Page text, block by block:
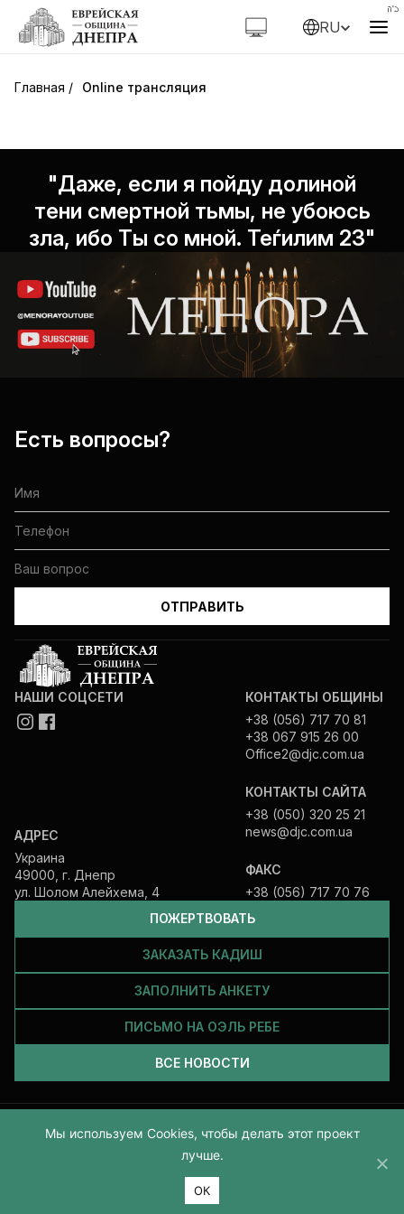
RU
Online трансляция
"Даже, если я пойду долиной
тени смертной тьмы, не убоюсь
зла, ибо Ты со мной. Теѓилим 23"
Есть вопросы?
ПОЖЕРТВОВАТЬ
ЗАКАЗАТЬ КАДИШ
ЗАПОЛНИТЬ АНКЕТУ
ПИСЬМО НА ОЭЛЬ РЕБЕ
ВСЕ НОВОСТИ
НАШИ СОЦСЕТИ
АДРЕС
Украина
49000, г. Днепр
ул. Шолом Алейхема, 4
КОНТАКТЫ ОБЩИНЫ
+38 (056) 717 70 81
+38 067 915 26 00
Office2@djc.com.ua
КОНТАКТЫ САЙТА
+38 (050) 320 25 21
news@djc.com.ua
ФАКС
+38 (056) 717 70 76
Все права защищены и принадлежат Еврейской общине Днепра.
2026
Мы используем Cookies, чтобы делать этот проект
лучше.
ОК